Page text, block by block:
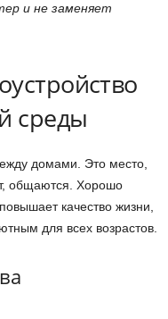
и не заменяет
среды
домами. Это место,
общаются. Хорошо
качество жизни,
для всех возрастов.